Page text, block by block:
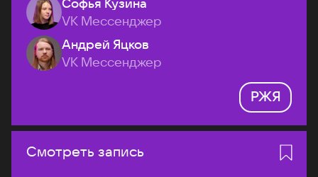
VK Мессенджер
Андрей Яцков
VK Мессенджер
РЖЯ
Смотреть запись